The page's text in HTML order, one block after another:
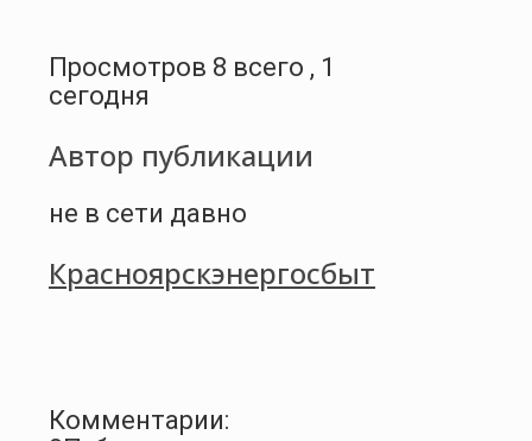
Просмотров 8 всего , 1
сегодня
Автор публикации
не в сети давно
Красноярскэнергосбыт
Комментарии: